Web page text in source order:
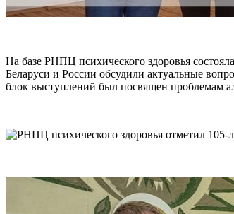
На базе РНПЦ психического здоровья
Беларуси и России обсудили актуальные
блок выступлений был посвящен проблемам